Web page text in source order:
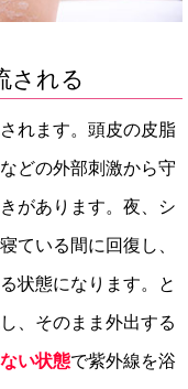
される
れます。頭皮の皮脂
どの外部刺激から守
があります。夜、シ
ている間に回復し、
状態になります。と
、そのまま外出する
い状態で紫外線を浴